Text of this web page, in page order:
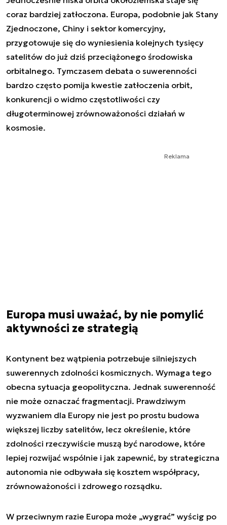
coraz bardziej zatłoczona. Europa, podobnie jak Stany
Zjednoczone, Chiny i sektor komercyjny,
przygotowuje się do wyniesienia kolejnych tysięcy
satelitów do już dziś przeciążonego środowiska
orbitalnego. Tymczasem debata o suwerenności
bardzo często pomija kwestie zatłoczenia orbit,
konkurencji o widmo częstotliwości czy
długoterminowej zrównoważoności działań w
kosmosie.
Reklama
Europa musi uważać, by nie pomylić
aktywności ze strategią
Kontynent bez wątpienia potrzebuje silniejszych
suwerennych zdolności kosmicznych. Wymaga tego
obecna sytuacja geopolityczna. Jednak suwerenność
nie może oznaczać fragmentacji. Prawdziwym
wyzwaniem dla Europy nie jest po prostu budowa
większej liczby satelitów, lecz określenie, które
zdolności rzeczywiście muszą być narodowe, które
lepiej rozwijać wspólnie i jak zapewnić, by strategiczna
autonomia nie odbywała się kosztem współpracy,
zrównoważoności i zdrowego rozsądku.
W przeciwnym razie Europa może „wygrać” wyścig po